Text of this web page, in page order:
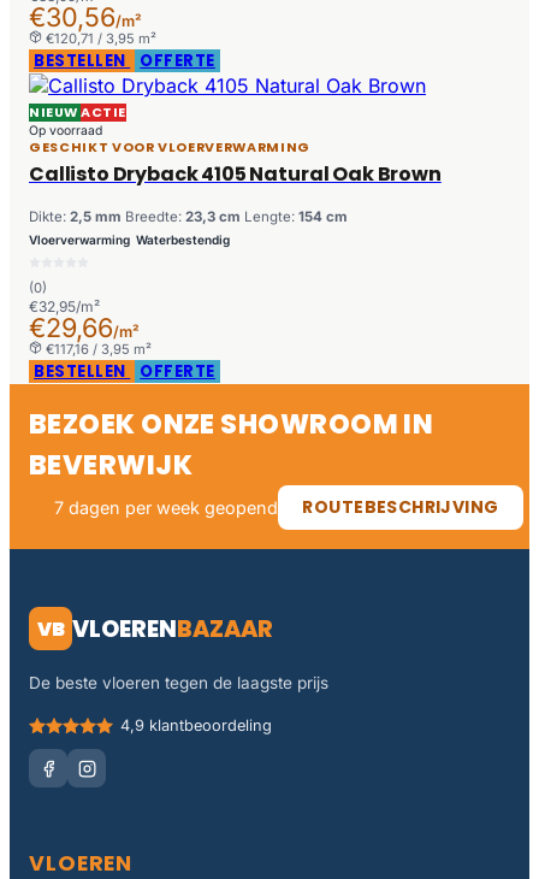
€30,56/m²
€120,71 / 3,95 m²
BESTELLEN OFFERTE
NIEUWACTIE
Op voorraad
GESCHIKT VOOR VLOERVERWARMING
Callisto Dryback 4105 Natural Oak Brown
Dikte: 2,5 mm Breedte: 23,3 cm Lengte: 154 cm
Vloerverwarming Waterbestendig
(0)
€32,95/m²
€29,66/m²
€117,16 / 3,95 m²
BESTELLEN OFFERTE
BEZOEK ONZE SHOWROOM IN
BEVERWIJK
7 dagen per week geopend ROUTEBESCHRIJVING
VB VLOERENBAZAAR
De beste vloeren tegen de laagste prijs
4,9 klantbeoordeling
VLOEREN